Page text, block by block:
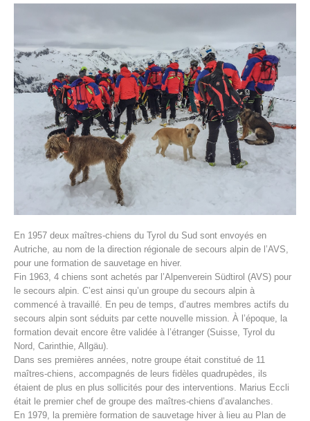
En 1957 deux maîtres-chiens du Tyrol du Sud sont envoyés en
Autriche, au nom de la direction régionale de secours alpin de l’AVS,
pour une formation de sauvetage en hiver.
Fin 1963, 4 chiens sont achetés par l’Alpenverein Südtirol (AVS) pour
le secours alpin. C’est ainsi qu’un groupe du secours alpin à
commencé à travaillé. En peu de temps, d’autres membres actifs du
secours alpin sont séduits par cette nouvelle mission. À l’époque, la
formation devait encore être validée à l’étranger (Suisse, Tyrol du
Nord, Carinthie, Allgäu).
Dans ses premières années, notre groupe était constitué de 11
maîtres-chiens, accompagnés de leurs fidèles quadrupèdes, ils
étaient de plus en plus sollicités pour des interventions. Marius Eccli
était le premier chef de groupe des maîtres-chiens d’avalanches.
En 1979, la première formation de sauvetage hiver à lieu au Plan de